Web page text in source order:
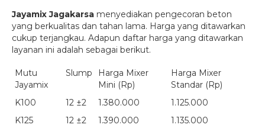
Jayamix Jagakarsa menyediakan pengecoran beton
yang berkualitas dan tahan lama. Harga yang ditawarkan
cukup terjangkau. Adapun daftar harga yang ditawarkan
layanan ini adalah sebagai berikut.
Mutu
Jayamix
Slump
Harga Mixer
Mini (Rp)
Harga Mixer
Standar (Rp)
K100
12 ±2 1.380.000
1.125.000
K125
12 ±2 1.390.000
1.135.000